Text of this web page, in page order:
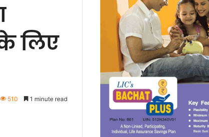
लिए
510 1 minute read